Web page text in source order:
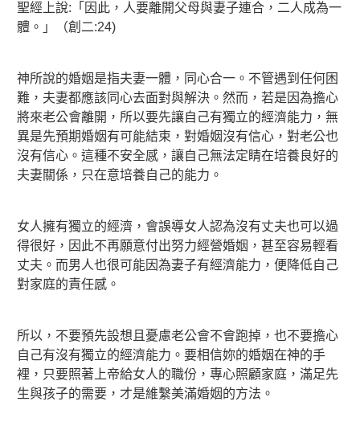
聖經上說:「因此，人要離開父母與妻子連合，二人成為一
體。」（創二:24)
神所說的婚姻是指夫妻一體，同心合一。不管遇到任何困
難，夫妻都應該同心去面對與解決。然而，若是因為擔心
將來老公會離開，所以要先讓自己有獨立的經濟能力，無
異是先預期婚姻有可能結束，對婚姻沒有信心，對老公也
沒有信心。這種不安全感，讓自己無法定睛在培養良好的
夫妻關係，只在意培養自己的能力。
女人擁有獨立的經濟，會誤導女人認為沒有丈夫也可以過
得很好，因此不再願意付出努力經營婚姻，甚至容易輕看
丈夫。而男人也很可能因為妻子有經濟能力，便降低自己
對家庭的責任感。
所以，不要預先設想且憂慮老公會不會跑掉，也不要擔心
自己有沒有獨立的經濟能力。要相信妳的婚姻在神的手
裡，只要照著上帝給女人的職份，專心照顧家庭，滿足先
生與孩子的需要，才是維繫美滿婚姻的方法。